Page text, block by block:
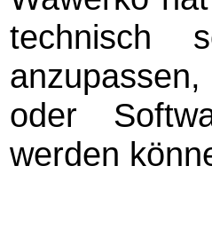
technisch
oder
werden